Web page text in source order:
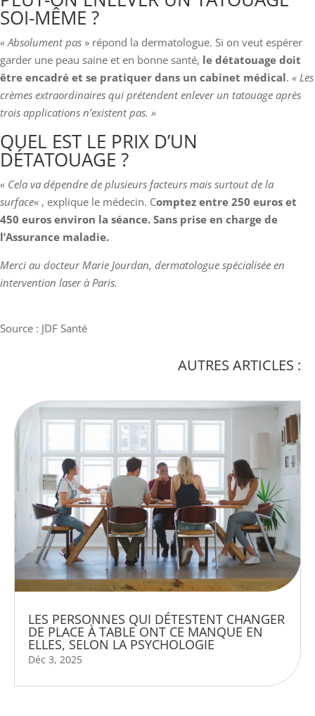
SOI-MÊME ?
« Absolument pas » répond la dermatologue. Si on veut espérer
garder une peau saine et en bonne santé, le détatouage doit
être encadré et se pratiquer dans un cabinet médical. « Les
crèmes extraordinaires qui prétendent enlever un tatouage après
trois applications n’existent pas. »
QUEL EST LE PRIX D’UN
DÉTATOUAGE ?
« Cela va dépendre de plusieurs facteurs mais surtout de la
surface« , explique le médecin. Comptez entre 250 euros et
450 euros environ la séance. Sans prise en charge de
l’Assurance maladie.
Merci au docteur Marie Jourdan, dermatologue spécialisée en
intervention laser à Paris.
Source : JDF Santé
AUTRES ARTICLES :
LES PERSONNES QUI DÉTESTENT CHANGER
DE PLACE À TABLE ONT CE MANQUE EN
ELLES, SELON LA PSYCHOLOGIE
Déc 3, 2025